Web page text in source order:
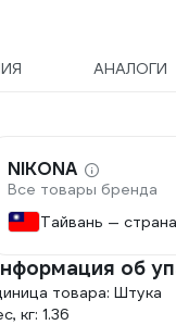
АНАЛОГИ
NIKONA
Все товары бренда
Тайвань —
об
товара: Штука
кг: 1.36